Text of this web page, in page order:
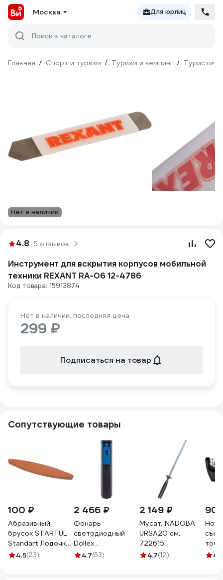
Москва Для юрлиц
Поиск в каталоге
Главная / Спорт и туризм / Туризм и кемпинг /
Нет в наличии
4.8 5 отзывов
Инструмент для вскрытия корпусов мобильной
техники REXANT RA-06 12-4786
Код товара: 15913874
Нет в наличии, последняя цена
299 ₽
Подписаться на товар
Сопутствующие товары
100 ₽
Абразивный
брусок STARTUL
Standart Лодочка
ST5010
4.5(23)
2 466 ₽
Фонарь
светодиодный
Dollex
аккумуляторный,
4.7(53)
2 149 ₽
Мусат, NADOBA
URSA20 см,
722615
4.7(12) 4.9